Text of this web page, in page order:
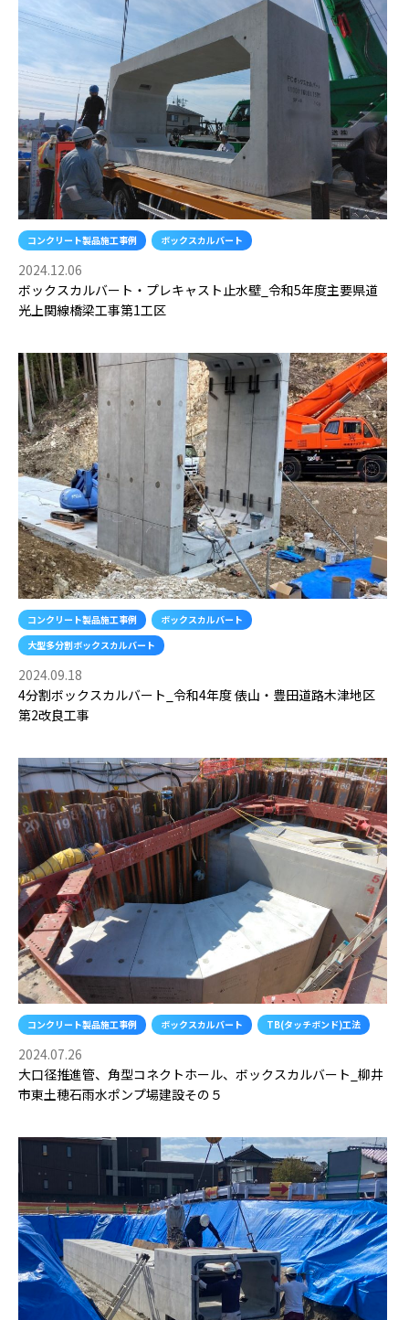
コンクリート製品施工事例 ボックスカルバート
2024.12.06
ボックスカルバート・プレキャスト止水壁_令和5年度主要県道
光上関線橋梁工事第1工区
コンクリート製品施工事例
ボックスカルバート
大型多分割ボックスカルバート
2024.09.18
4分割ボックスカルバート_令和4年度 俵山・豊田道路木津地区
第2改良工事
コンクリート製品施工事例 ボックスカルバート TB(タッチボンド)工法
2024.07.26
大口径推進管、角型コネクトホール、ボックスカルバート_柳井
市東土穂石雨水ポンプ場建設その５